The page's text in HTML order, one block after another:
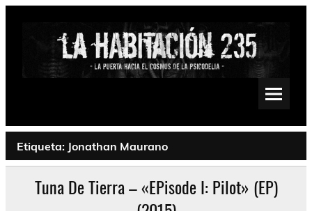
Saltar
Psychedelic, Stoner, Doom, Sludge, Fuzz, Space, Drone
Etiqueta: Jonathan Maurano
Tuna De Tierra – «EPisode I: Pilot» (EP)